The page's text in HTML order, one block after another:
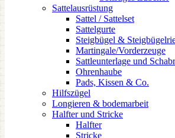
Sattelausrüstung
Sattel / Sattelset
Sattelgurte
Steigbügel &
Martingale/Vorderzeuge
Sattleunterlage und
Ohrenhaube
Pads, Kissen & Co.
Hilfszügel
Longieren & bodemarbeit
Halfter und Stricke
Halfter
Stricke